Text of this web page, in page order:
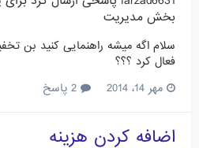
بخش مدیریت
سلام اگه میشه راهنمایی کنید بن
فعال کرد ؟؟؟
مهر 14، 2014
اضافه کردن هزینه